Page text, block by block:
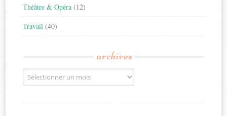
Théâtre & Opéra (12)
Travail (40)
archives
Archives